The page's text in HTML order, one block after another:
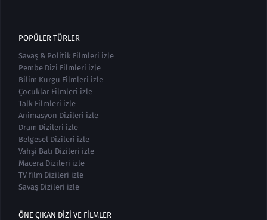
POPÜLER TÜRLER
Savaş & Politik Filmleri izle
Pembe Dizi Filmleri izle
Bilim Kurgu Filmleri izle
Çocuklar Filmleri izle
Talk Filmleri izle
Animasyon Dizileri izle
Dram Dizileri izle
Belgesel Dizileri izle
Vahşi Batı Dizileri izle
Macera Dizileri izle
TV film Dizileri izle
Savaş Dizileri izle
ÖNE ÇIKAN DIZI VE FILMLER